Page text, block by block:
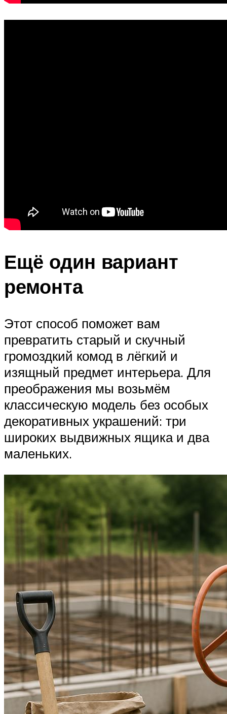
Ещё один вариант
ремонта
Этот способ поможет вам
превратить старый и скучный
громоздкий комод в лёгкий и
изящный предмет интерьера. Для
преображения мы возьмём
классическую модель без особых
декоративных украшений: три
широких выдвижных ящика и два
маленьких.